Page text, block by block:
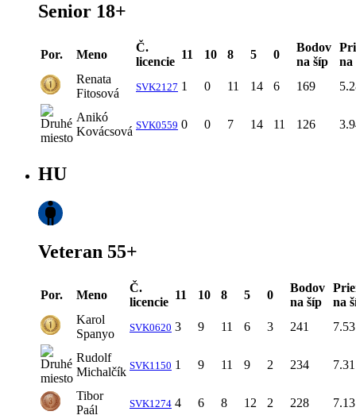
Senior 18+
Por. Meno
Č.
licencie
11 10 8 5 0
Bodov
na šíp
na
Renata
Fitosová
SVK2127 1 0 11 14 6 169
Anikó
Kovácsová SVK0559 0 0 7 14 11 126
HU
Veteran 55+
Por. Meno
Č.
licencie
11 10 8 5 0
Bodov
na šíp
na
Karol
Spanyo
SVK0620 3 9 11 6 3 241 7.53
Rudolf
Michalčík SVK1150 1 9 11 9 2 234 7.31
Tibor
Paál
SVK1274 4 6 8 12 2 228 7.13